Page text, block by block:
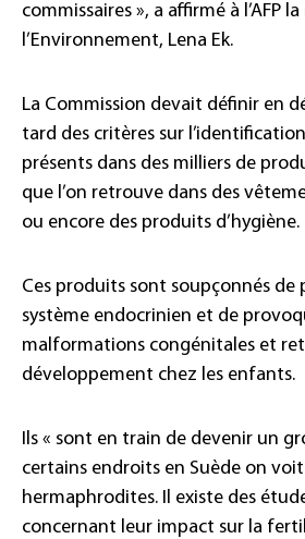
commissaires », a affirmé à l’AFP
l’Environnement, Lena Ek.
La Commission devait définir en
tard des critères sur
présents dans des milliers de
que l’on retrouve dans des
ou encore des produits d’hygiène.
Ces produits sont soupçonnés de
système endocrinien et de
malformations congénitales et
développement chez les enfants.
Ils « sont en train de devenir un
certains endroits en Suède on
hermaphrodites. Il existe des
concernant leur impact sur la